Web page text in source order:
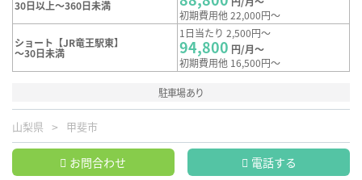
30日以上～360日未満
初期費用他 22,000円～
ショート【JR竜王駅東】
～30日未満
1日当たり 2,500円～
94,800 円/月～
初期費用他 16,500円～
駐車場あり
山梨県 甲斐市
お問合わせ 電話する